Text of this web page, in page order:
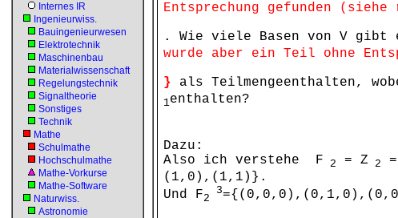
Internes IR
Ingenieurwiss.
Bauingenieurwesen
Elektrotechnik
Maschinenbau
Materialwissenschaft
Regelungstechnik
Signaltheorie
Sonstiges
Technik
Mathe
Schulmathe
Hochschulmathe
Mathe-Vorkurse
Mathe-Software
Naturwiss.
Astronomie
Entsprechung gefunden
. Wie viele Basen von V gibt
wurde aber ein Teil ohne
} als Teilmengeenthalten,
1enthalten?
Dazu:
Also ich verstehe F 2 = Z 2
(1,0),(1,1)}.
Und F2
3